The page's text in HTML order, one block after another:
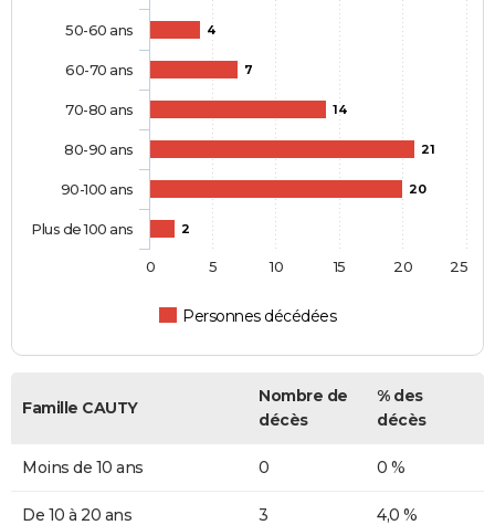
4
7
14
21
20
2
Personnes décédées
50-60 ans
60-70 ans
70-80 ans
80-90 ans
90-100 ans
Plus de 100 ans
0 5 10 15 20 25
Famille CAUTY
Nombre de
décès
% des
décès
Moins de 10 ans 0 0 %
De 10 à 20 ans 3 4,0 %